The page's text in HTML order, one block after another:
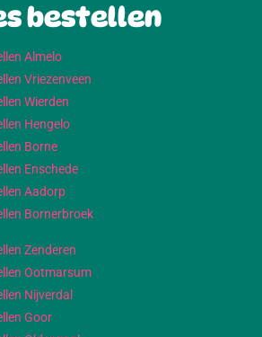
bestellen
Almelo
Vriezenveen
Wierden
Hengelo
Borne
Enschede
Aadorp
Bornerbroek
Zenderen
Ootmarsum
Nijverdal
Goor